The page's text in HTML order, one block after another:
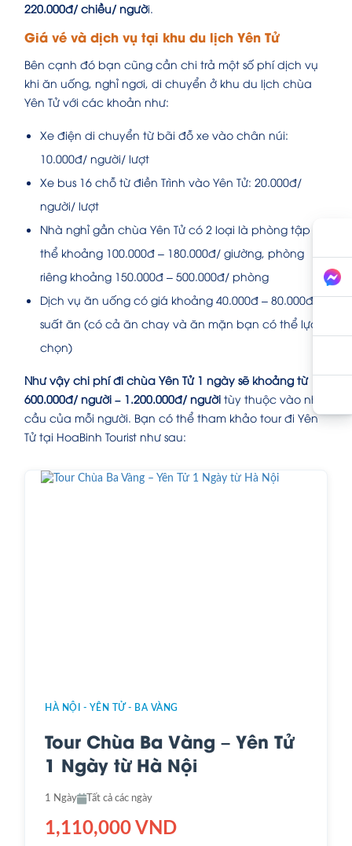
220.000đ/ chiều/ người.
Giá vé và dịch vụ tại khu du lịch Yên Tử
Bên cạnh đó bạn cũng cần chi trả một số phí dịch vụ
khi ăn uống, nghỉ ngơi, di chuyển ở khu du lịch chùa
Yên Tử với các khoản như:
Xe điện di chuyển từ bãi đỗ xe vào chân núi:
10.000đ/ người/ lượt
Xe bus 16 chỗ từ điền Trình vào Yên Tử: 20.000đ/
người/ lượt
Nhà nghỉ gần chùa Yên Tử có 2 loại là phòng tập
thể khoảng 100.000đ – 180.000đ/ giường, phòng
riêng khoảng 150.000đ – 500.000đ/ phòng
Dịch vụ ăn uống có giá khoảng 40.000đ – 80.000đ/
suất ăn (có cả ăn chay và ăn mặn bạn có thể lựa
chọn)
Như vậy chi phí đi chùa Yên Tử 1 ngày sẽ khoảng từ
600.000đ/ người – 1.200.000đ/ người tùy thuộc vào nhu
cầu của mỗi người. Bạn có thể tham khảo tour đi Yên
Tử tại HoaBinh Tourist như sau:
HÀ NỘI - YÊN TỬ - BA VÀNG
Tour Chùa Ba Vàng – Yên Tử
1 Ngày từ Hà Nội
1 Ngày Tất cả các ngày
1,110,000 VND